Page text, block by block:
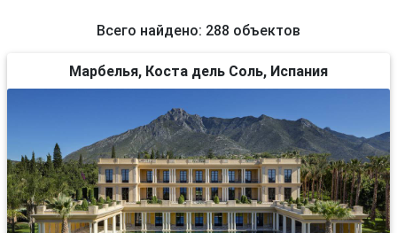
Всего найдено: 288 объектов
Марбелья, Коста дель Соль, Испания